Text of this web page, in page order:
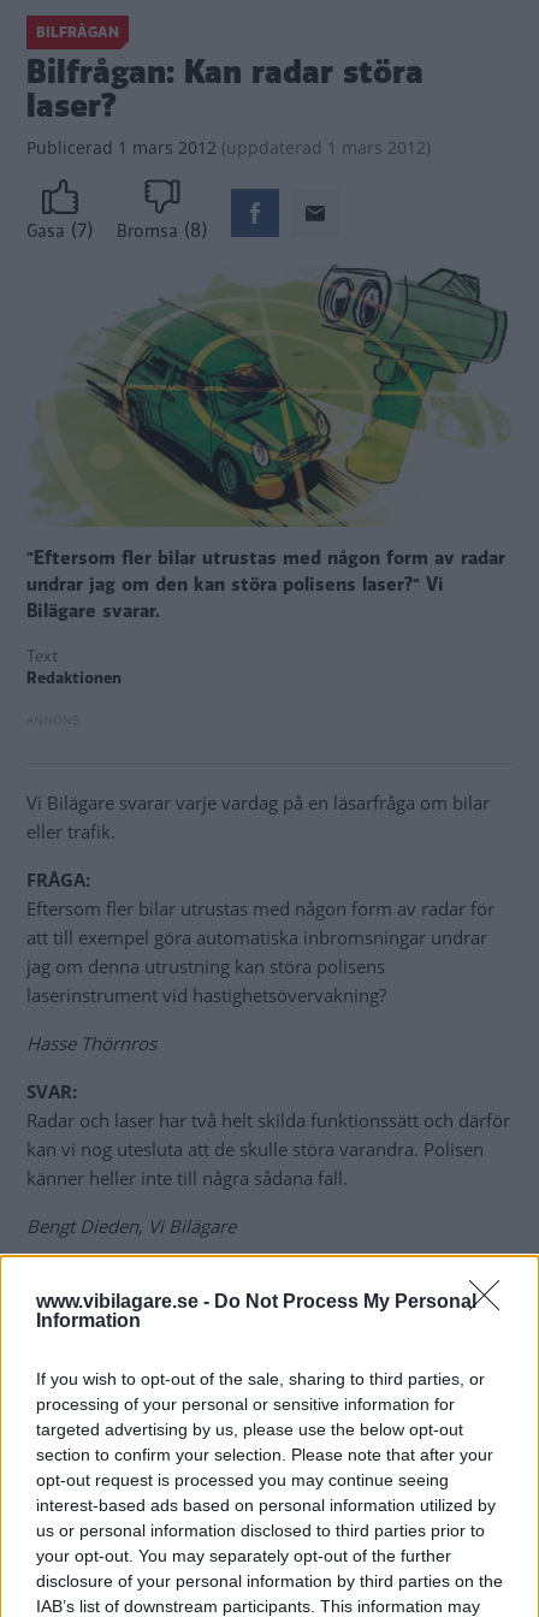
www.vibilagare.se - Do Not Process My Personal
Information
If you wish to opt-out of the sale, sharing to third parties, or
processing of your personal or sensitive information for
targeted advertising by us, please use the below opt-out
section to confirm your selection. Please note that after your
opt-out request is processed you may continue seeing
interest-based ads based on personal information utilized by
us or personal information disclosed to third parties prior to
your opt-out. You may separately opt-out of the further
disclosure of your personal information by third parties on the
IAB’s list of downstream participants. This information may
BILFRÅGAN
Bilfrågan: Kan radar störa
laser?
Publicerad 1 mars 2012 (uppdaterad 1 mars 2012)
Gasa (7) Bromsa (8)
"Eftersom fler bilar utrustas med någon form av radar
undrar jag om den kan störa polisens laser?" Vi
Bilägare svarar.
Text
Redaktionen
Vi Bilägare svarar varje vardag på en läsarfråga om bilar
eller trafik.
FRÅGA:
Eftersom fler bilar utrustas med någon form av radar för
att till exempel göra automatiska inbromsningar undrar
jag om denna utrustning kan störa polisens
laserinstrument vid hastighetsövervakning?
Hasse Thörnros
SVAR:
Radar och laser har två helt skilda funktionssätt och därför
kan vi nog utesluta att de skulle störa varandra. Polisen
känner heller inte till några sådana fall.
Bengt Dieden, Vi Bilägare
MISSA INTE KOMMANDE ARTIKLAR OM
BILFRÅGAN
Få vårt nyhetsbrev utan kostnad